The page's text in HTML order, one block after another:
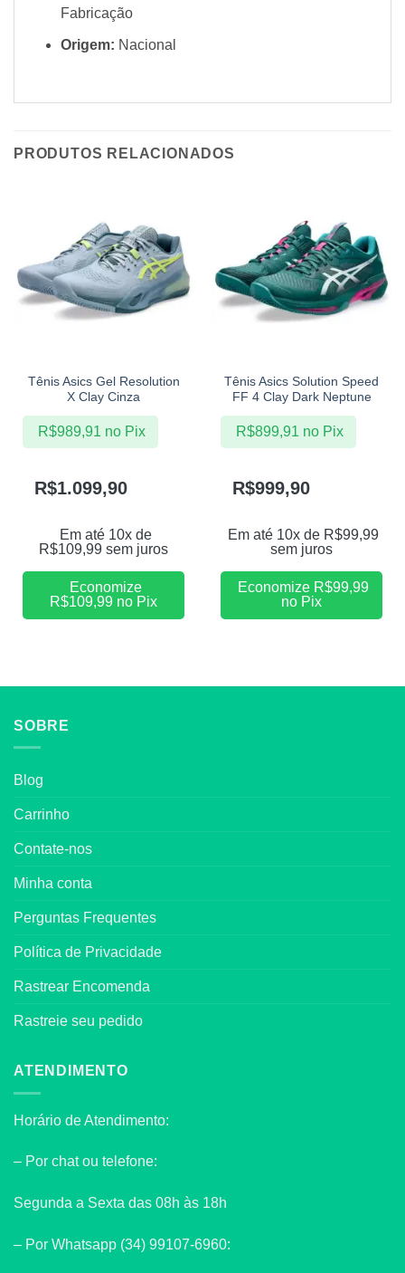
Fabricação
Origem: Nacional
PRODUTOS RELACIONADOS
Tênis Asics Gel Resolution
X Clay Cinza
R$1.099,90
Em até 10x de
R$109,99 sem juros
R$989,91 no Pix
Economize
R$109,99 no Pix
Tênis Asics Solution Speed
FF 4 Clay Dark Neptune
R$999,90
Em até 10x de R$99,99
sem juros
R$899,91 no Pix
Economize R$99,99
no Pix
SOBRE
Blog
Carrinho
Contate-nos
Minha conta
Perguntas Frequentes
Política de Privacidade
Rastrear Encomenda
Rastreie seu pedido
ATENDIMENTO
Horário de Atendimento:
– Por chat ou telefone:
Segunda a Sexta das 08h às 18h
– Por Whatsapp (34) 99107-6960: